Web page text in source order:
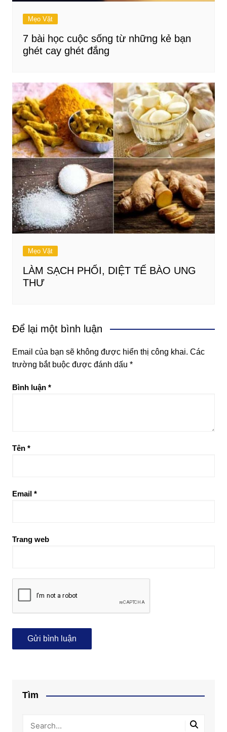
Mẹo Vặt
7 bài học cuộc sống từ những kẻ bạn
ghét cay ghét đắng
Mẹo Vặt
LÀM SẠCH PHỔI, DIỆT TẾ BÀO UNG
THƯ
Để lại một bình luận
Email của bạn sẽ không được hiển thị công khai. Các
trường bắt buộc được đánh dấu *
Bình luận *
Tên *
Email *
Trang web
Tìm